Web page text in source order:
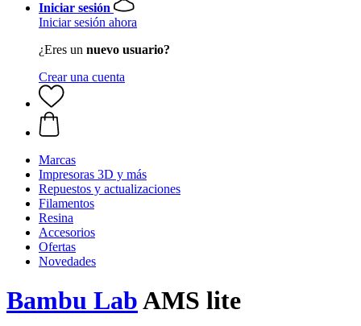
Iniciar sesión
Iniciar sesión ahora
¿Eres un nuevo usuario?
Crear una cuenta
Marcas
Impresoras 3D y más
Repuestos y actualizaciones
Filamentos
Resina
Accesorios
Ofertas
Novedades
Bambu LabAMS lite